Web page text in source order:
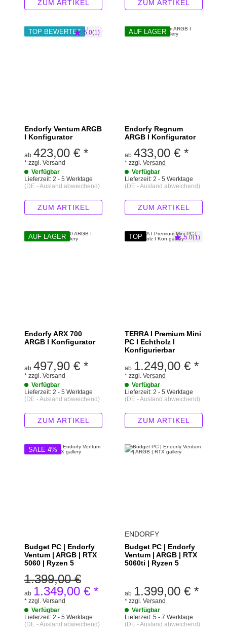
ZUM ARTIKEL ZUM ARTIKEL
TOP BEWERTET 5.0(1)
Endorfy Ventum ARGB
I Konfigurator
ab 423,00 € *
* zzgl. Versand
Verfügbar
Lieferzeit: 2 - 5 Werktage
(DE - Ausland abweichend)
ZUM ARTIKEL
AUF LAGER
Endorfy Regnum
ARGB I Konfigurator
ab 433,00 € *
* zzgl. Versand
Verfügbar
Lieferzeit: 2 - 5 Werktage
(DE - Ausland abweichend)
ZUM ARTIKEL
AUF LAGER
Endorfy ARX 700
ARGB I Konfigurator
ab 497,90 € *
* zzgl. Versand
Verfügbar
Lieferzeit: 2 - 5 Werktage
(DE - Ausland abweichend)
ZUM ARTIKEL
TOP 5.0(1)
TERRA I Premium Mini
PC I Echtholz I
Konfigurierbar
ab 1.249,00 € *
* zzgl. Versand
Verfügbar
Lieferzeit: 2 - 5 Werktage
(DE - Ausland abweichend)
ZUM ARTIKEL
SALE 4%
Budget PC | Endorfy
Ventum | ARGB | RTX
5060 | Ryzen 5
ab 1.349,00 € *
1.399,00 €
* zzgl. Versand
Verfügbar
Lieferzeit: 2 - 5 Werktage
(DE - Ausland abweichend)
ENDORFY
Budget PC | Endorfy
Ventum | ARGB | RTX
5060ti | Ryzen 5
ab 1.399,00 € *
* zzgl. Versand
Verfügbar
Lieferzeit: 5 - 7 Werktage
(DE - Ausland abweichend)